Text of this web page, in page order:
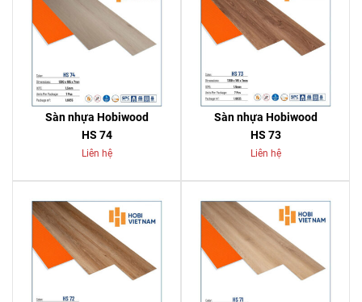
Sàn nhựa Hobiwood
HS 74
Liên hệ
Sàn nhựa Hobiwood
HS 73
Liên hệ